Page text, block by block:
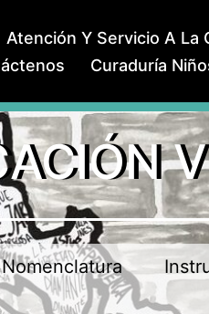
Atención Y Servicio A La
Curaduría